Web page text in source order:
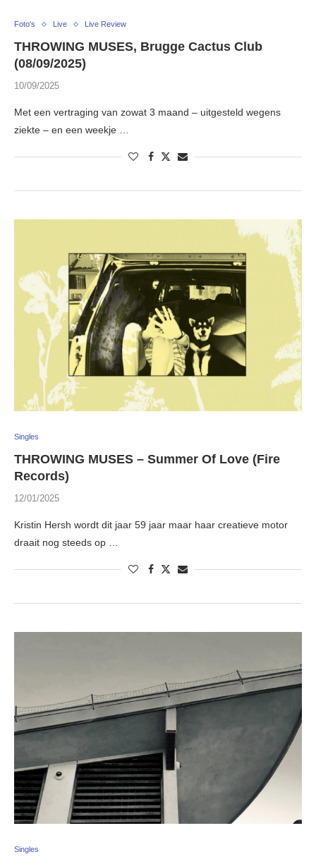
Foto's Live Live Review
THROWING MUSES, Brugge Cactus Club
(08/09/2025)
10/09/2025
Met een vertraging van zowat 3 maand – uitgesteld wegens
ziekte – en een weekje …
Singles
THROWING MUSES – Summer Of Love (Fire
Records)
12/01/2025
Kristin Hersh wordt dit jaar 59 jaar maar haar creatieve motor
draait nog steeds op …
Singles